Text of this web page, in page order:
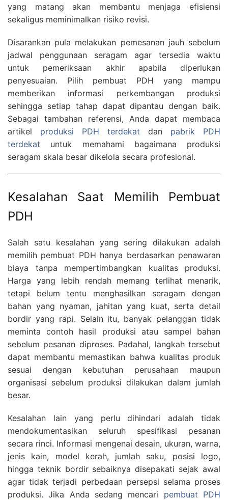
yang matang akan membantu menjaga efisiensi
sekaligus meminimalkan risiko revisi.
Disarankan pula melakukan pemesanan jauh sebelum
jadwal penggunaan seragam agar tersedia waktu
untuk pemeriksaan akhir apabila diperlukan
penyesuaian. Pilih pembuat PDH yang mampu
memberikan informasi perkembangan produksi
sehingga setiap tahap dapat dipantau dengan baik.
Sebagai tambahan referensi, Anda dapat membaca
artikel produksi PDH terdekat dan pabrik PDH
terdekat untuk memahami bagaimana produksi
seragam skala besar dikelola secara profesional.
Kesalahan Saat Memilih Pembuat
PDH
Salah satu kesalahan yang sering dilakukan adalah
memilih pembuat PDH hanya berdasarkan penawaran
biaya tanpa mempertimbangkan kualitas produksi.
Harga yang lebih rendah memang terlihat menarik,
tetapi belum tentu menghasilkan seragam dengan
bahan yang nyaman, jahitan yang kuat, serta detail
bordir yang rapi. Selain itu, banyak pelanggan tidak
meminta contoh hasil produksi atau sampel bahan
sebelum pesanan diproses. Padahal, langkah tersebut
dapat membantu memastikan bahwa kualitas produk
sesuai dengan kebutuhan perusahaan maupun
organisasi sebelum produksi dilakukan dalam jumlah
besar.
Kesalahan lain yang perlu dihindari adalah tidak
mendokumentasikan seluruh spesifikasi pesanan
secara rinci. Informasi mengenai desain, ukuran, warna,
jenis kain, model kerah, jumlah saku, posisi logo,
hingga teknik bordir sebaiknya disepakati sejak awal
agar tidak terjadi perbedaan persepsi selama proses
produksi. Jika Anda sedang mencari pembuat PDH